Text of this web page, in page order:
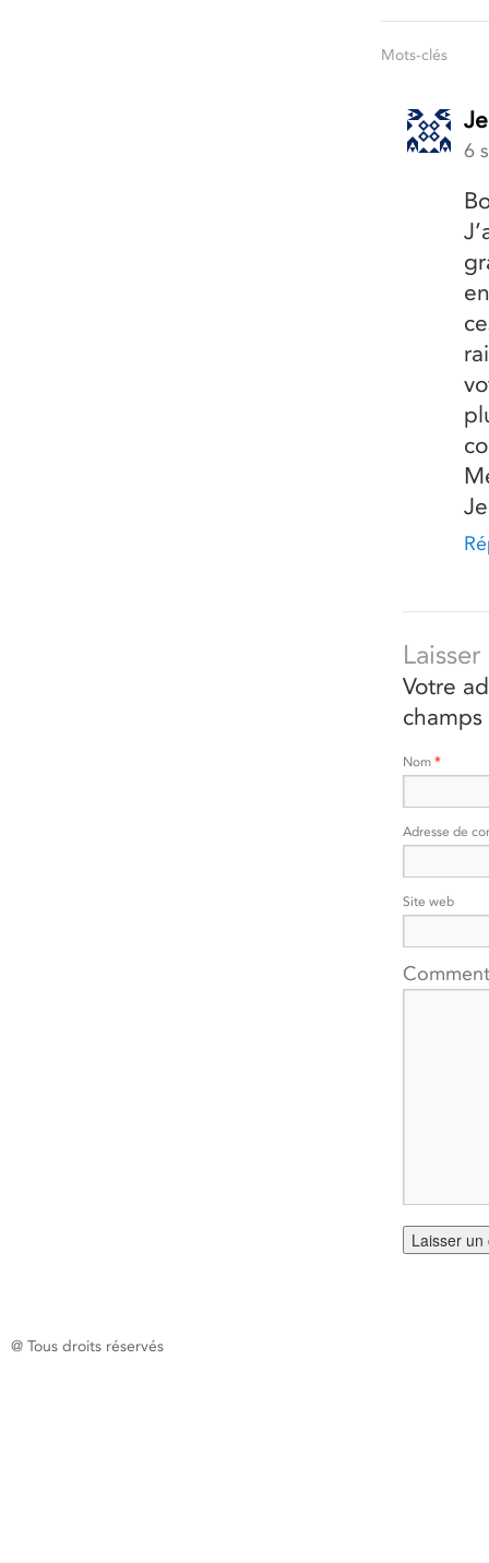
Mots-clés
6
Votre
Nom *
Adresse de
Site web
@ Tous droits réservés